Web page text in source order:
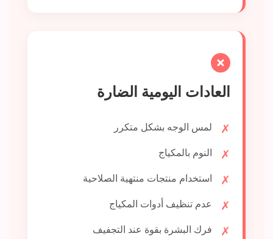
العادات اليومية الضارة
لمس الوجه بشكل متكرر
النوم بالمكياج
استخدام منتجات منتهية الصلاحية
عدم تنظيف أدوات المكياج
فرك البشرة بقوة عند التجفيف